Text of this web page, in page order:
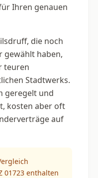
Ihren genauen
die noch
gewählt haben,
teuren
Stadtwerks.
geregelt und
kosten aber oft
auf
01723 enthalten